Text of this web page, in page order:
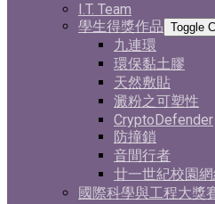
I.T. Team
學生得獎作品 Toggle
九連環
環保黏土膠
天然敷貼
澱粉之可塑性
CryptoDefender
防撞鎖
音間行者
廿一世紀校園
國際科學與工程大獎